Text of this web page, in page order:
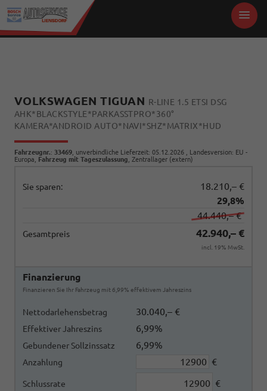
VOLKSWAGEN TIGUAN R-LINE 1.5 ETSI DSG
AHK*BLACKSTYLE*PARKASSTPRO*360°
KAMERA*ANDROID AUTO*NAVI*SHZ*MATRIX*HUD
Fahrzeugnr.: 33469 , unverbindliche Lieferzeit: 05.12.2026 , Landesversion: EU -
Europa, Fahrzeug mit Tageszulassung , Zentrallager (extern)
Sie sparen:
18.210,– €
29,8%
44.440,– €
Gesamtpreis 42.940,– €
incl. 19% MwSt.
Finanzierung
Finanzieren Sie Ihr Fahrzeug mit 6,99% effektivem Jahreszins
Nettodarlehensbetrag 30.040,– €
Effektiver Jahreszins 6,99%
Gebundener Sollzinssatz 6,99%
Anzahlung €
Schlussrate €